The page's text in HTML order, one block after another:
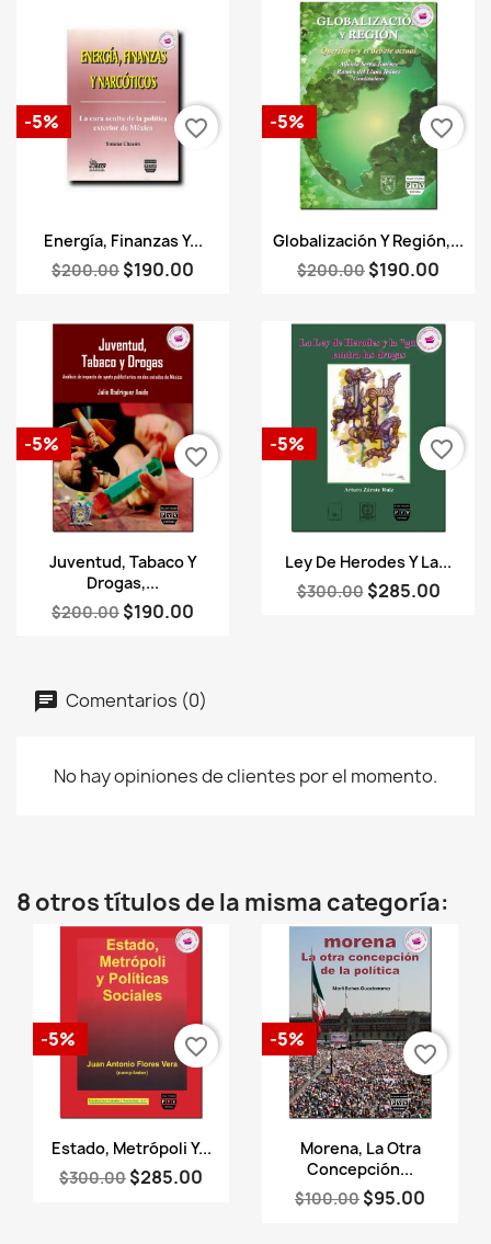
Vista rápida
Energía, Finanzas Y...
$200.00 $190.00
-5% favorite_border
Vista rápida
Globalización Y Región,...
$200.00 $190.00
-5% favorite_border
Vista rápida
Juventud, Tabaco Y
Drogas,...
$200.00 $190.00
-5%
favorite_border
Vista rápida
Ley De Herodes Y La...
$300.00 $285.00
-5% favorite_border
Comentarios (0)
No hay opiniones de clientes por el momento.
8 otros títulos de la misma categoría:
Vista rápida
Estado, Metrópoli Y...
$300.00 $285.00
-5% favorite_border
Vista rápida
Morena, La Otra
Concepción...
$100.00 $95.00
-5%
favorite_border